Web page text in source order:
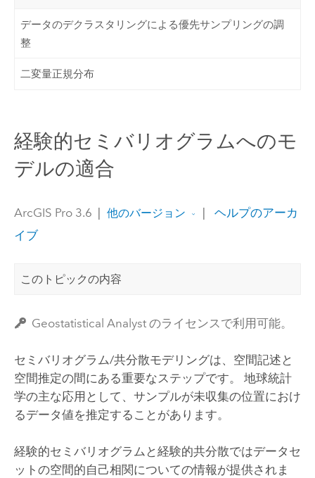
データのデクラスタリングによる優先サンプリングの調
整
二変量正規分布
経験的セミバリオグラムへのモ
デルの適合
ArcGIS Pro 3.6 他のバージョン
ヘルプのアーカ
イブ
このトピックの内容
Geostatistical Analyst のライセンスで利用可能。
セミバリオグラム/共分散モデリングは、空間記述と
空間推定の間にある重要なステップです。 地球統計
学の主な応用として、サンプルが未収集の位置におけ
るデータ値を推定することがあります。
経験的セミバリオグラムと経験的共分散ではデータセ
ットの空間的自己相関についての情報が提供されま